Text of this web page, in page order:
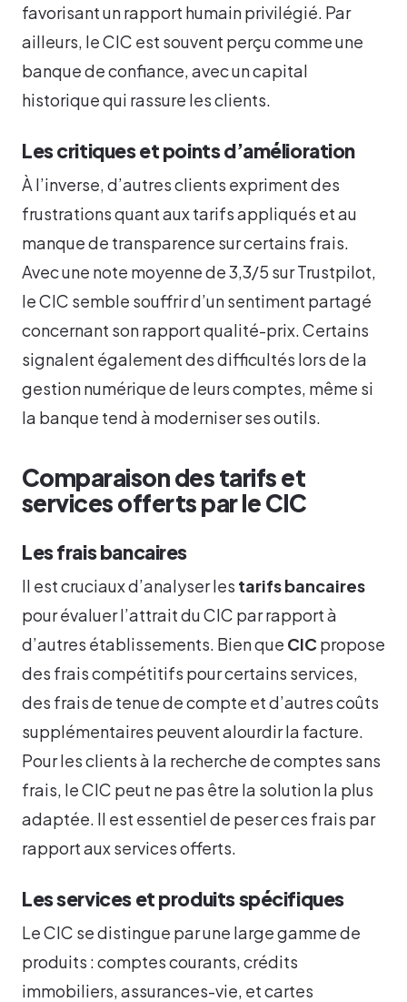
favorisant un rapport humain privilégié. Par
ailleurs, le CIC est souvent perçu comme une
banque de confiance, avec un capital
historique qui rassure les clients.
Les critiques et points d’amélioration
À l’inverse, d’autres clients expriment des
frustrations quant aux tarifs appliqués et au
manque de transparence sur certains frais.
Avec une note moyenne de 3,3/5 sur Trustpilot,
le CIC semble souffrir d’un sentiment partagé
concernant son rapport qualité-prix. Certains
signalent également des difficultés lors de la
gestion numérique de leurs comptes, même si
la banque tend à moderniser ses outils.
Comparaison des tarifs et
services offerts par le CIC
Les frais bancaires
Il est cruciaux d’analyser les tarifs bancaires
pour évaluer l’attrait du CIC par rapport à
d’autres établissements. Bien que CICpropose
des frais compétitifs pour certains services,
des frais de tenue de compte et d’autres coûts
supplémentaires peuvent alourdir la facture.
Pour les clients à la recherche de comptes sans
frais, le CIC peut ne pas être la solution la plus
adaptée. Il est essentiel de peser ces frais par
rapport aux services offerts.
Les services et produits spécifiques
Le CIC se distingue par une large gamme de
produits : comptes courants, crédits
immobiliers, assurances-vie, et cartes